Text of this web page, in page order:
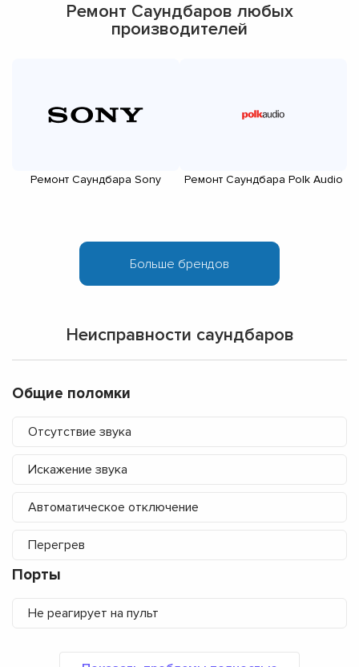
Ремонт Саундбаров любых
производителей
Ремонт Саундбара Sony Ремонт Саундбара Polk Audio
Неисправности саундбаров
Общие поломки
Отсутствие звука
Искажение звука
Автоматическое отключение
Перегрев
Порты
Не реагирует на пульт